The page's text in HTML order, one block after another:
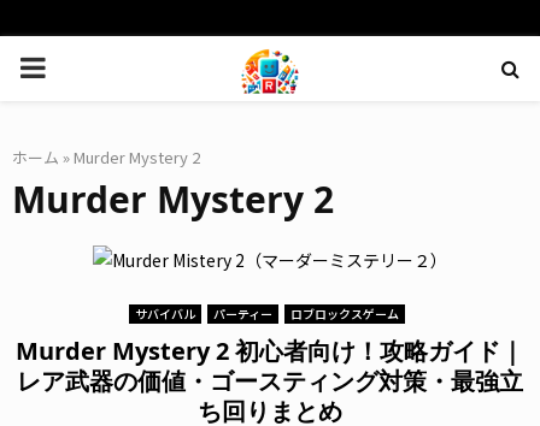
PRIMARY
ホーム » Murder Mystery 2
Murder Mystery 2
サバイバル パーティー ロブロックスゲーム
Murder Mystery 2 初心者向け！攻略ガイド｜
レア武器の価値・ゴースティング対策・最強立
ち回りまとめ